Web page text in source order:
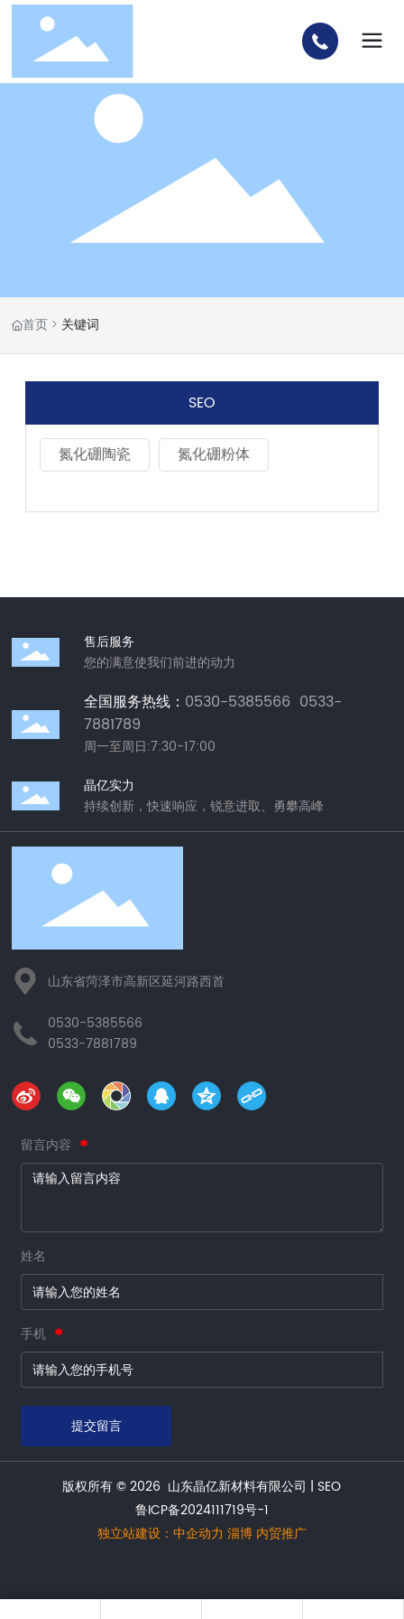
首页 关键词
SEO
氮化硼陶瓷 氮化硼粉体
售后服务
您的满意使我们前进的动力
全国服务热线： 0530-5385566 0533-
7881789
周一至周日:7:30-17:00
晶亿实力
持续创新，快速响应，锐意进取、勇攀高峰
山东省菏泽市高新区延河路西首
0530-5385566
0533-7881789
留言内容
姓名
手机
提交留言
版权所有 © 2026 山东晶亿新材料有限公司 | SEO
鲁ICP备2024111719号-1
独立站建设： 中企动力 淄博 内贸推广